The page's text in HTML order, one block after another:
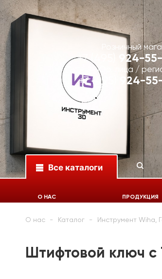
Розничный
+7 (495) 924-
Юр. лица /
+7 (495) 924-
Все каталоги
О НАС ПРОДУКЦИЯ
О нас Каталог Инструмент Wiha,
Штифтовой ключ с